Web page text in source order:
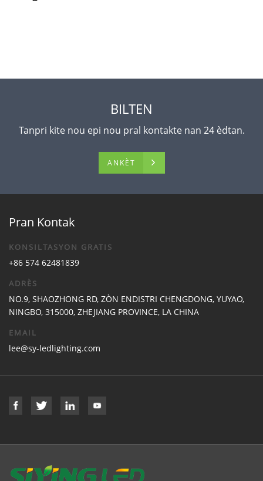
BILTEN
Tanpri kite nou epi nou pral kontakte nan 24 èdtan.
ANKÈT
Pran Kontak
KONSILTASYON GRATIS
+86 574 62481839
ADRÈS
NO.9, SHAOZHONG RD, ZÒN ENDISTRI CHENGDONG, YUYAO,
NINGBO, 315000, ZHEJIANG PROVINCE, LA CHINA
EMAIL
lee@sy-ledlighting.com